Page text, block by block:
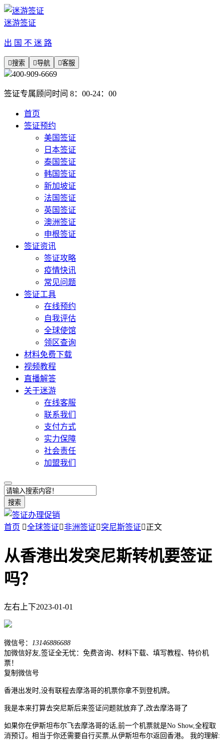
迷游签证
出 国 不 迷 路
搜索 导航 客服
400-909-6669
签证专属顾问时间 8：00-24：00
首页
签证预约
美国签证
日本签证
泰国签证
韩国签证
新加坡证
法国签证
英国签证
澳洲签证
申根签证
签证资讯
签证攻略
疫情快讯
常见问题
签证工具
在线预约
自我评估
全球使馆
领区查询
材料免费下载
视频教程
直播解答
关于迷游
在线客服
联系我们
支付方式
实力保障
社会责任
加盟我们
搜索
首页 全球签证非洲签证突尼斯签证正文
从香港出发突尼斯转机要签证
吗？
左右上下2023-01-01
微信号：
13146886688
加微信好友,签证全无忧：免费咨询、材料下载、填写教程、特价机
票！
复制微信号
香港出发时,没有联程去摩洛哥的机票你拿不到登机牌。
我是本来打算去突尼斯后来签证问题就放弃了,改去摩洛哥了
如果你在伊斯坦布尔飞去摩洛哥的话,前一个机票就是No Show,全程取
消预订。相当于你还需要自行买票,从伊斯坦布尔返回香港。 我的理解: